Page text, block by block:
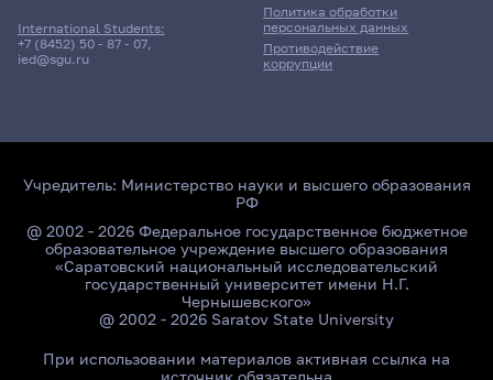
International Students:
+7 (8452) 50 - 87 - 07,
ied@sgu.ru
Политика обработки
персональных данных
Противодействие
коррупции
Учредитель: Министерство науки и высшего образования
РФ
@ 2002 - 2026 Федеральное государственное бюджетное
образовательное учреждение высшего образования
«Саратовский национальный исследовательский
государственный университет имени Н.Г.
Чернышевского»
@ 2002 - 2026 Saratov State University
При использовании материалов активная ссылка на
источник обязательна